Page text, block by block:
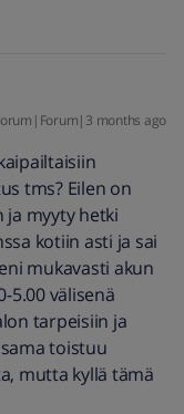
months ago
tms? Eilen on
ja myyty hetki
kotiin asti ja sai
mukavasti akun
5.00 välisenä
tarpeisiin ja
toistuu
mutta kyllä tämä